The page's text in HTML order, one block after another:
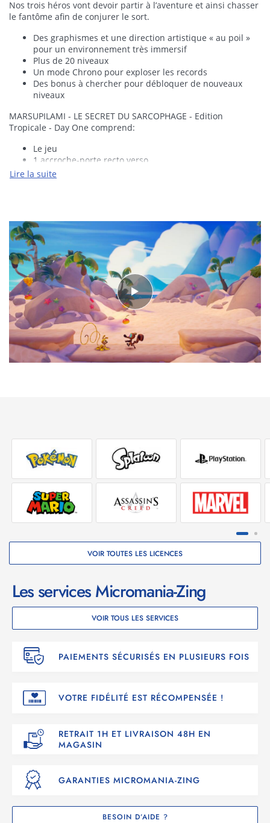
Nos trois héros vont devoir partir à l’aventure et ainsi chasser
le fantôme afin de conjurer le sort.
Des graphismes et une direction artistique « au poil »
pour un environnement très immersif
Plus de 20 niveaux
Un mode Chrono pour exploser les records
Des bonus à chercher pour débloquer de nouveaux
niveaux
MARSUPILAMI - LE SECRET DU SARCOPHAGE - Edition
Tropicale - Day One comprend:
Le jeu
1 accroche-porte recto verso
2 planches de stickers
Lire la suite
VOIR TOUTES LES LICENCES
Les services Micromania-Zing
VOIR TOUS LES SERVICES
PAIEMENTS SÉCURISÉS EN PLUSIEURS FOIS
VOTRE FIDÉLITÉ EST RÉCOMPENSÉE !
RETRAIT 1H ET LIVRAISON 48H EN
MAGASIN
GARANTIES MICROMANIA-ZING
BESOIN D’AIDE ?